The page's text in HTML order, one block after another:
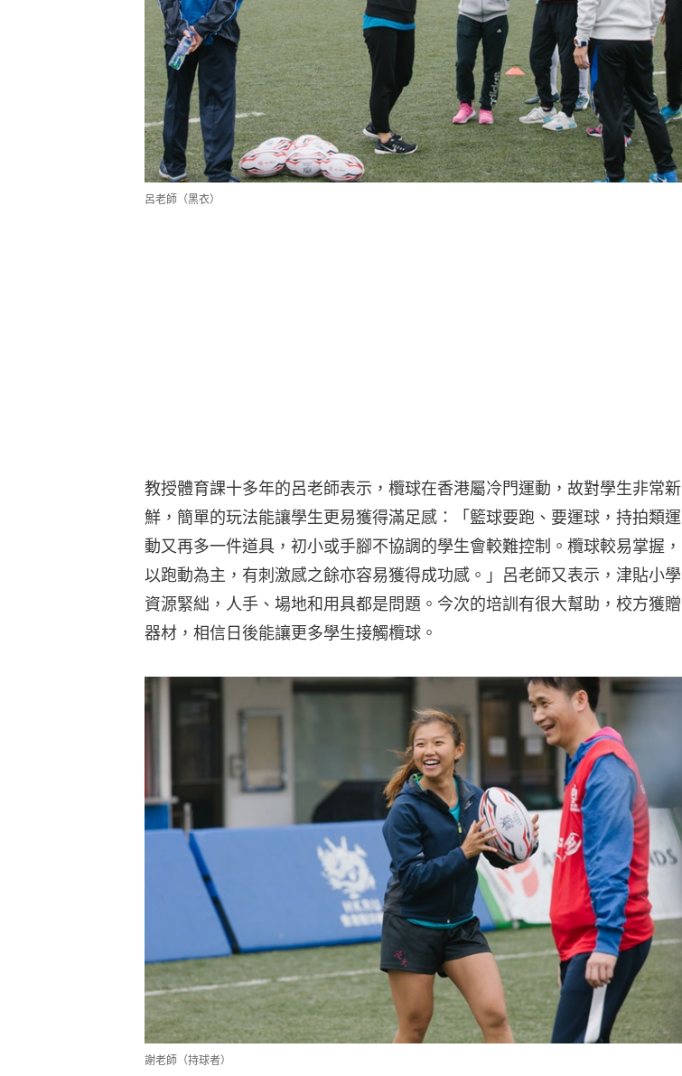
呂老師（黑衣）
教授體育課十多年的呂老師表示，欖球在香港屬冷門運動，故對學生非常新
鮮，簡單的玩法能讓學生更易獲得滿足感：「籃球要跑、要運球，持拍類運
動又再多一件道具，初小或手腳不協調的學生會較難控制。欖球較易掌握，
以跑動為主，有刺激感之餘亦容易獲得成功感。」呂老師又表示，津貼小學
資源緊絀，人手、場地和用具都是問題。今次的培訓有很大幫助，校方獲贈
器材，相信日後能讓更多學生接觸欖球。
謝老師（持球者）